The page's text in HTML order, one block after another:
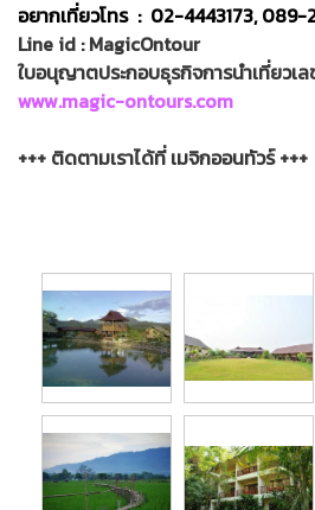
อยากเที่ยวโทร : 02-4443173, 089-
Line id : MagicOntour
ใบอนุญาตประกอบธุรกิจการนำเที่ยวเล
www.magic-ontours.com
+++ ติดตามเราได้ที่ เมจิกออนทัวร์ +++